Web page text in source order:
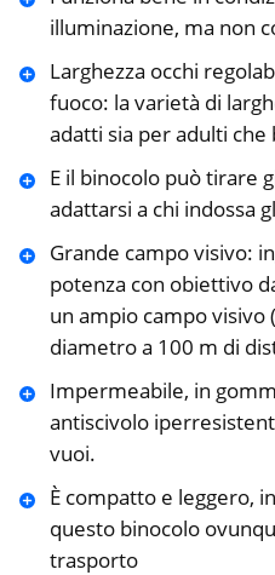
illuminazione, ma non
Larghezza occhi
fuoco: la varietà di
adatti sia per adulti che
E il binocolo può tirare
adattarsi a chi indossa
Grande campo visivo:
potenza con obiettivo
un ampio campo visivo
diametro a 100 m di
Impermeabile, in
antiscivolo
vuoi.
È compatto e leggero,
questo binocolo
trasporto